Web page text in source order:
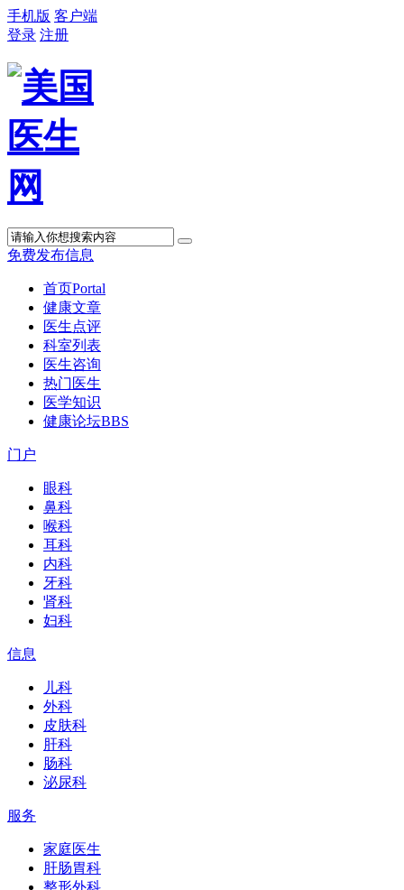
手机版 客户端
登录 注册
免费发布信息
首页Portal
健康文章
医生点评
科室列表
医生咨询
热门医生
医学知识
健康论坛BBS
门户
眼科
鼻科
喉科
耳科
内科
牙科
肾科
妇科
信息
儿科
外科
皮肤科
肝科
肠科
泌尿科
服务
家庭医生
肝肠胃科